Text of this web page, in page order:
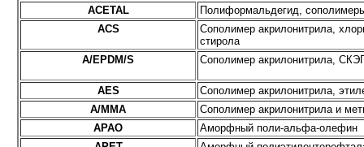
ACETAL
Полиформальдегид,
ACS
Сополимер акрилонитрила,
стирола
A/EPDM/S
Сополимер акрилонитрила,
AES
Сополимер акрилонитрила,
A/MMA
Сополимер акрилонитрила и
APAO
Аморфный поли-альфа-олефин